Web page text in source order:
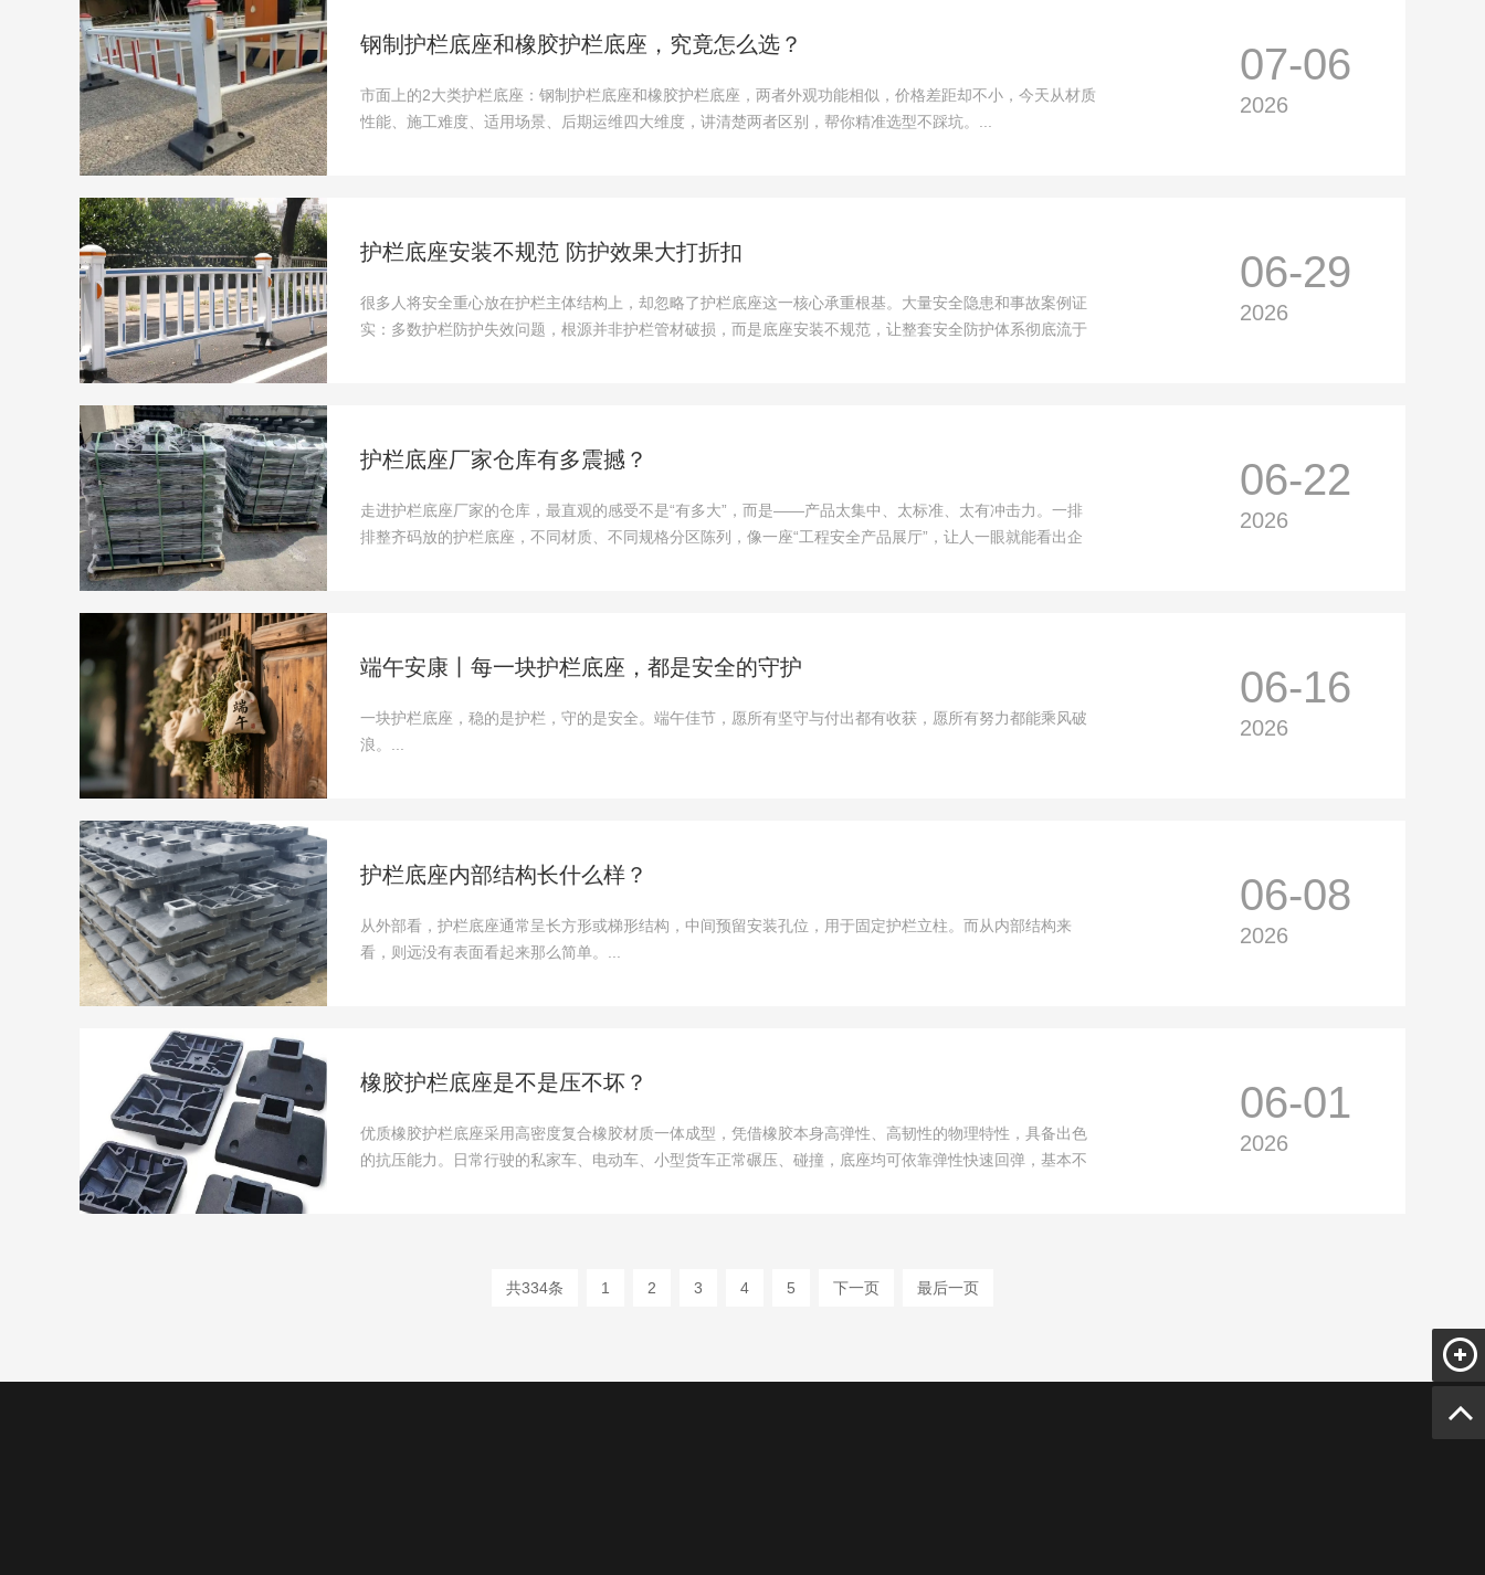
07-06
2026
钢制护栏底座和橡胶护栏底座，究竟怎么选？
市面上的2大类护栏底座：钢制护栏底座和橡胶护栏底座，两者外观功能相似，价格差距却不小，今天从材质
性能、施工难度、适用场景、后期运维四大维度，讲清楚两者区别，帮你精准选型不踩坑。...
06-29
2026
护栏底座安装不规范 防护效果大打折扣
很多人将安全重心放在护栏主体结构上，却忽略了护栏底座这一核心承重根基。大量安全隐患和事故案例证
实：多数护栏防护失效问题，根源并非护栏管材破损，而是底座安装不规范，让整套安全防护体系彻底流于
06-22
2026
护栏底座厂家仓库有多震撼？
走进护栏底座厂家的仓库，最直观的感受不是“有多大”，而是——产品太集中、太标准、太有冲击力。一排
排整齐码放的护栏底座，不同材质、不同规格分区陈列，像一座“工程安全产品展厅”，让人一眼就能看出企
06-16
2026
端午安康丨每一块护栏底座，都是安全的守护
一块护栏底座，稳的是护栏，守的是安全。端午佳节，愿所有坚守与付出都有收获，愿所有努力都能乘风破
浪。...
06-08
2026
护栏底座内部结构长什么样？
从外部看，护栏底座通常呈长方形或梯形结构，中间预留安装孔位，用于固定护栏立柱。而从内部结构来
看，则远没有表面看起来那么简单。...
06-01
2026
橡胶护栏底座是不是压不坏？
优质橡胶护栏底座采用高密度复合橡胶材质一体成型，凭借橡胶本身高弹性、高韧性的物理特性，具备出色
的抗压能力。日常行驶的私家车、电动车、小型货车正常碾压、碰撞，底座均可依靠弹性快速回弹，基本不
共334条 1 2 3 4 5 下一页 最后一页